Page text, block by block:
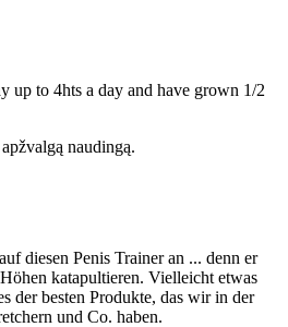
up to 4hts a day and have grown 1/2
naudingą.
diesen Penis Trainer an ... denn er
katapultieren. Vielleicht etwas
der besten Produkte, das wir in der
und Co. haben.